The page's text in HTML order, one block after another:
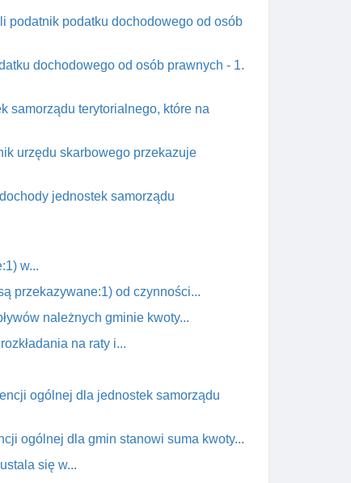
podatnik podatku dochodowego od osób
dochodowego od osób prawnych - 1.
samorządu terytorialnego, które na
urzędu skarbowego przekazuje
jednostek samorządu
w...
przekazywane:1) od czynności...
należnych gminie kwoty...
na raty i...
ogólnej dla jednostek samorządu
ogólnej dla gmin stanowi suma kwoty...
się w...